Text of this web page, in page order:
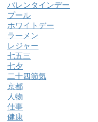
バレンタインデー
プール
ホワイトデー
ラーメン
レジャー
七五三
七夕
二十四節気
京都
人物
仕事
健康